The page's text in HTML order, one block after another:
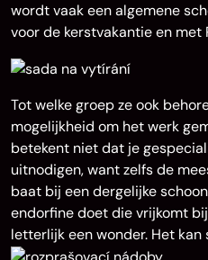
wordt vaak een algemene
voor de kerstvakantie en met
Tot welke groep ze ook
mogelijkheid om het werk
betekent niet dat je
uitnodigen, want zelfs de
baat bij een dergelijke
endorfine doet die vrijkomt
letterlijk een wonder. Het kan